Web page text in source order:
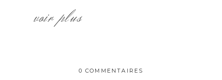
voir plus
0 COMMENTAIRES